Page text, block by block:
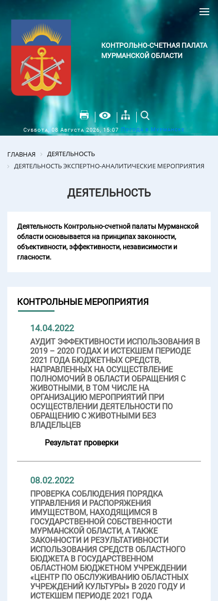
КОНТРОЛЬНО-СЧЕТНАЯ ПАЛАТА
МУРМАНСКОЙ ОБЛАСТИ
Суббота, 08 Августа 2026, 15:07 Погода в Мурманске
ГЛАВНАЯ
ДЕЯТЕЛЬНОСТЬ
ДЕЯТЕЛЬНОСТЬ ЭКСПЕРТНО-АНАЛИТИЧЕСКИЕ МЕРОПРИЯТИЯ
ДЕЯТЕЛЬНОСТЬ
Деятельность Контрольно-счетной палаты Мурманской
области основывается на принципах законности,
объективности, эффективности, независимости и
гласности.
КОНТРОЛЬНЫЕ МЕРОПРИЯТИЯ
14.04.2022
АУДИТ ЭФФЕКТИВНОСТИ ИСПОЛЬЗОВАНИЯ В
2019 – 2020 ГОДАХ И ИСТЕКШЕМ ПЕРИОДЕ
2021 ГОДА БЮДЖЕТНЫХ СРЕДСТВ,
НАПРАВЛЕННЫХ НА ОСУЩЕСТВЛЕНИЕ
ПОЛНОМОЧИЙ В ОБЛАСТИ ОБРАЩЕНИЯ С
ЖИВОТНЫМИ, В ТОМ ЧИСЛЕ НА
ОРГАНИЗАЦИЮ МЕРОПРИЯТИЙ ПРИ
ОСУЩЕСТВЛЕНИИ ДЕЯТЕЛЬНОСТИ ПО
ОБРАЩЕНИЮ С ЖИВОТНЫМИ БЕЗ
ВЛАДЕЛЬЦЕВ
Результат проверки
08.02.2022
ПРОВЕРКА СОБЛЮДЕНИЯ ПОРЯДКА
УПРАВЛЕНИЯ И РАСПОРЯЖЕНИЯ
ИМУЩЕСТВОМ, НАХОДЯЩИМСЯ В
ГОСУДАРСТВЕННОЙ СОБСТВЕННОСТИ
МУРМАНСКОЙ ОБЛАСТИ, А ТАКЖЕ
ЗАКОННОСТИ И РЕЗУЛЬТАТИВНОСТИ
ИСПОЛЬЗОВАНИЯ СРЕДСТВ ОБЛАСТНОГО
БЮДЖЕТА В ГОСУДАРСТВЕННОМ
ОБЛАСТНОМ БЮДЖЕТНОМ УЧРЕЖДЕНИИ
«ЦЕНТР ПО ОБСЛУЖИВАНИЮ ОБЛАСТНЫХ
УЧРЕЖДЕНИЙ КУЛЬТУРЫ» В 2020 ГОДУ И
ИСТЕКШЕМ ПЕРИОДЕ 2021 ГОДА